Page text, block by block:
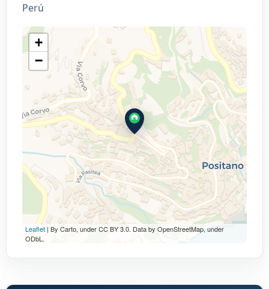
Perú
+
−
Leaflet | By Carto, under CC BY 3.0. Data by OpenStreetMap, under
ODbL.